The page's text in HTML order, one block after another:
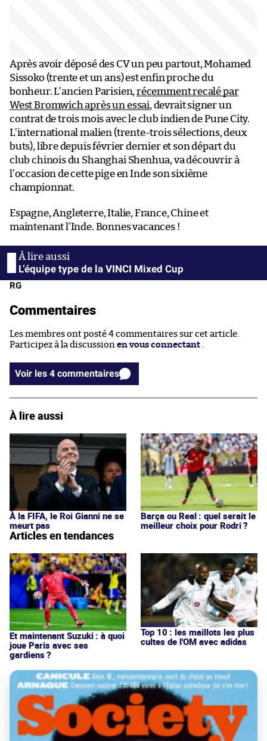
Après avoir déposé des CV un peu partout, Mohamed
Sissoko (trente et un ans) est enfin proche du
bonheur. L’ancien Parisien, récemment recalé par
West Bromwich après un essai, devrait signer un
contrat de trois mois avec le club indien de Pune City.
L’international malien (trente-trois sélections, deux
buts), libre depuis février dernier et son départ du
club chinois du Shanghai Shenhua, va découvrir à
l’occasion de cette pige en Inde son sixième
championnat.
Espagne, Angleterre, Italie, France, Chine et
maintenant l’Inde. Bonnes vacances !
L’équipe type de la VINCI Mixed Cup
RG
Commentaires
Les membres ont posté 4 commentaires sur cet article.
Participez à la discussion en vous connectant
Voir les 4 commentaires
À lire aussi
À la FIFA, le Roi Gianni ne se
meurt pas
Barça ou Real : quel serait le
meilleur choix pour Rodri ?
Articles en tendances
Et maintenant Suzuki : à quoi
joue Paris avec ses
gardiens ?
Top 10 : les maillots les plus
cultes de l'OM avec adidas